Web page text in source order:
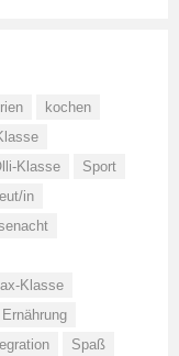
kochen
Klasse
Sport
in
Klasse
Spaß